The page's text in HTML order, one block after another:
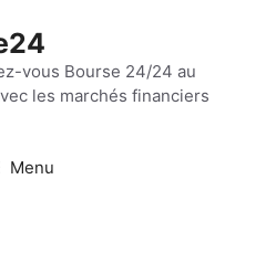
vous Bourse 24/24 au
les marchés financiers
Menu